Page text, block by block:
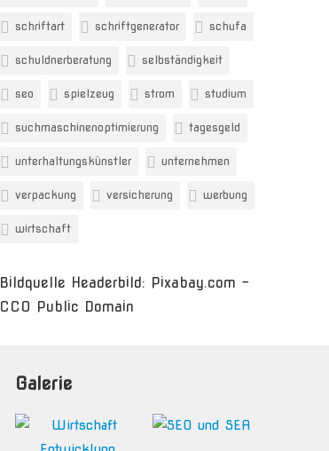
schriftart schriftgenerator schufa
schuldnerberatung selbständigkeit
seo spielzeug strom studium
suchmaschinenoptimierung tagesgeld
unterhaltungskünstler unternehmen
verpackung versicherung werbung
wirtschaft
Bildquelle Headerbild: Pixabay.com -
CC0 Public Domain
Galerie